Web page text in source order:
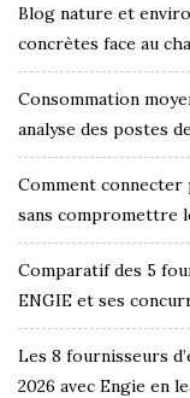
Blog nature et
concrètes face au
Consommation
analyse des postes
Comment connecter
sans compromettre
Comparatif des 5
ENGIE et ses
Les 8 fournisseurs
2026 avec Engie en